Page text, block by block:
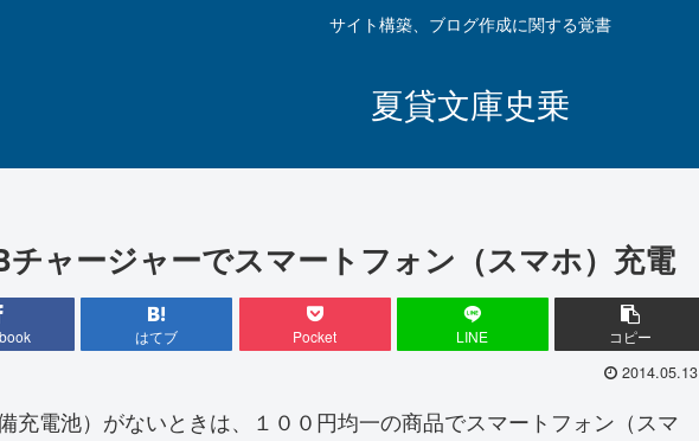
サイト構築、ブログ作成に関する覚書
夏貸文庫史乗
チャージャーでスマートフォン（スマホ）充電
はてブ Pocket LINE コピー
2014.05.13
充電池）がないときは、１００円均一の商品でスマートフォン（スマ